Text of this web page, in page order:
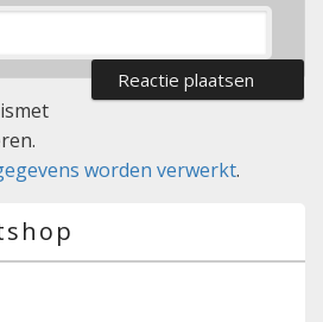
worden verwerkt.